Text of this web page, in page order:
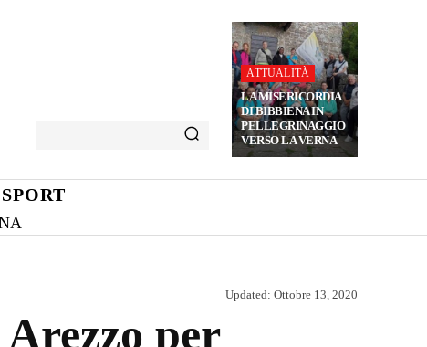
ATTUALITÀ
LA MISERICORDIA
DI BIBBIENA IN
PELLEGRINAGGIO
VERSO LA VERNA
SPORT
Updated: Ottobre 13, 2020
per